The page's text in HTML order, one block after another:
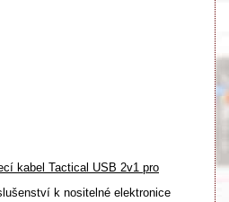
kabel Tactical USB 2v1 pro
k nositelné elektronice